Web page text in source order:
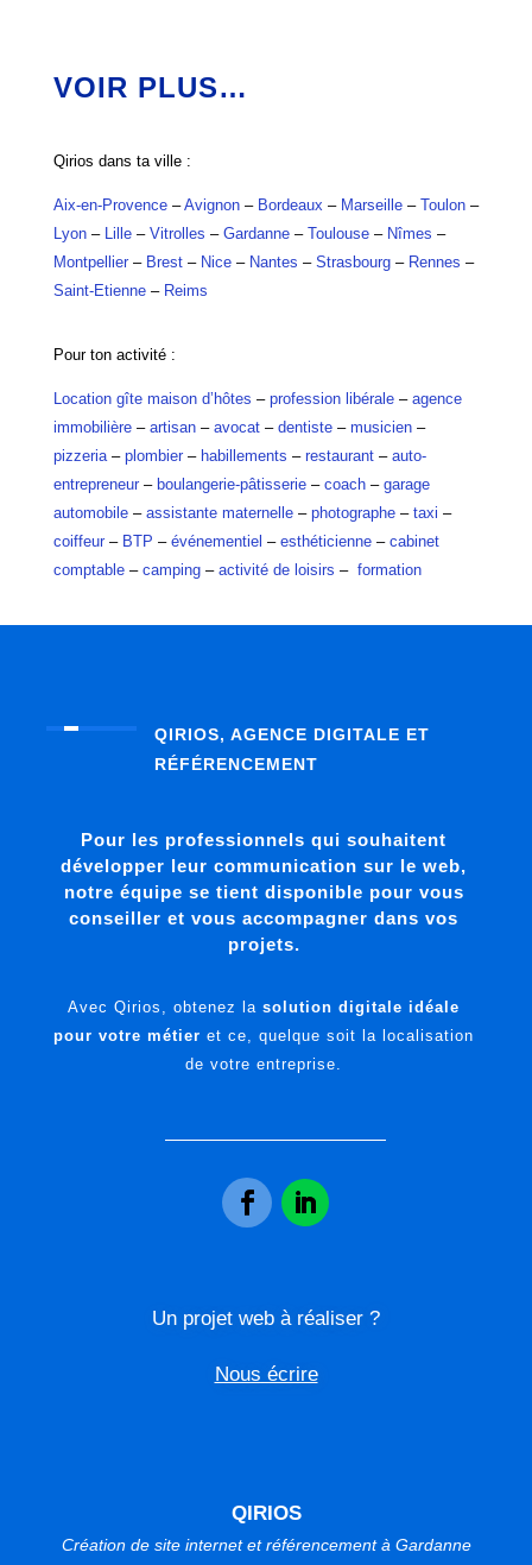
VOIR PLUS…
Qirios dans ta ville :
Aix-en-Provence–Avignon– Bordeaux – Marseille– Toulon–
Lyon– Lille– Vitrolles – Gardanne– Toulouse– Nîmes –
Montpellier– Brest– Nice– Nantes – Strasbourg– Rennes –
Saint-Etienne– Reims
Pour ton activité :
Location gîte maison d’hôtes – profession libérale– agence
immobilière– artisan– avocat– dentiste– musicien–
pizzeria– plombier– habillements – restaurant– auto-
entrepreneur– boulangerie-pâtisserie– coach– garage
automobile– assistante maternelle– photographe– taxi –
coiffeur– BTP – événementiel – esthéticienne– cabinet
comptable– camping– activité de loisirs – formation
QIRIOS, AGENCE DIGITALE ET
RÉFÉRENCEMENT
Pour les professionnels qui souhaitent
développer leur communication sur le web,
notre équipe se tient disponible pour vous
conseiller et vous accompagner dans vos
projets.
Avec Qirios, obtenez lasolution digitale idéale
pour votre métier et ce, quelque soit la localisation
de votre entreprise.
Un projet web à réaliser ?
Nous écrire
QIRIOS
Création de site internet et référencement à Gardanne